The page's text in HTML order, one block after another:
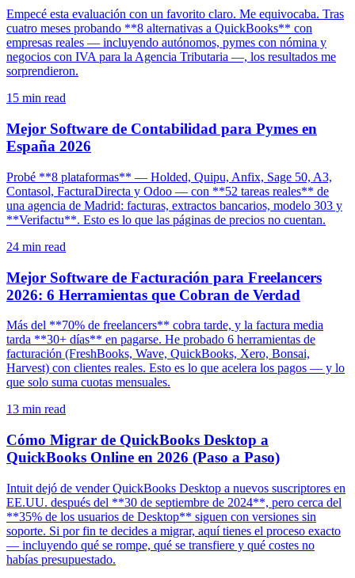
Empecé esta evaluación con un favorito claro. Me equivocaba. Tras
cuatro meses probando **8 alternativas a QuickBooks** con
empresas reales — incluyendo autónomos, pymes con nómina y
negocios con IVA para la Agencia Tributaria —, los resultados me
sorprendieron.
15 min read
Mejor Software de Contabilidad para Pymes en
España 2026
Probé **8 plataformas** — Holded, Quipu, Anfix, Sage 50, A3,
Contasol, FacturaDirecta y Odoo — con **52 tareas reales** de
una agencia de Madrid: facturas, extractos bancarios, modelo 303 y
**Verifactu**. Esto es lo que las páginas de precios no cuentan.
24 min read
Mejor Software de Facturación para Freelancers
2026: 6 Herramientas que Cobran de Verdad
Más del **70% de freelancers** cobra tarde, y la factura media
tarda **30+ días** en pagarse. He probado 6 herramientas de
facturación (FreshBooks, Wave, QuickBooks, Xero, Bonsai,
Harvest) con clientes reales. Esto es lo que acelera los pagos — y lo
que solo suma cuotas mensuales.
13 min read
Cómo Migrar de QuickBooks Desktop a
QuickBooks Online en 2026 (Paso a Paso)
Intuit dejó de vender QuickBooks Desktop a nuevos suscriptores en
EE.UU. después del **30 de septiembre de 2024**, pero cerca del
**35% de los usuarios de Desktop** siguen con versiones sin
soporte. Si por fin te decides a migrar, aquí tienes el proceso exacto
— incluyendo qué se rompe, qué se transfiere y qué costes no
habías presupuestado.